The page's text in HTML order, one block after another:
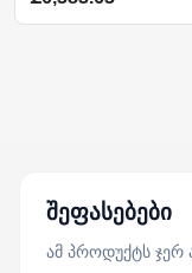
შეფასებები
ამ პროდუქტს ჯერ